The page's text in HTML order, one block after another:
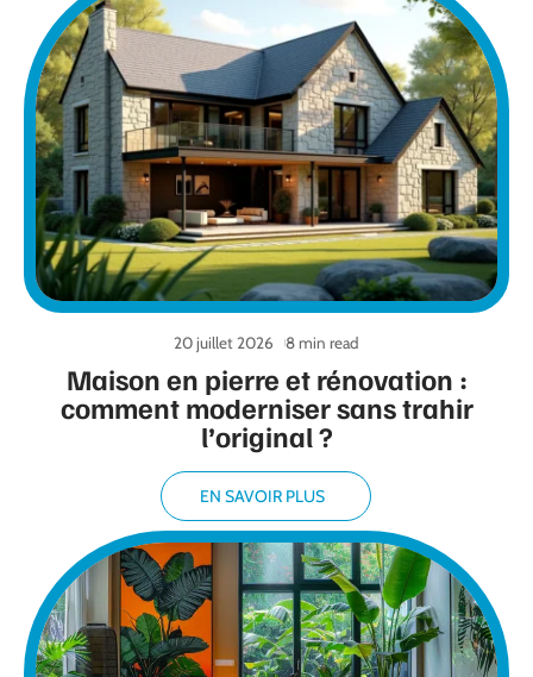
Maison en pierre et rénovation :
comment moderniser sans trahir
l’original ?
20 juillet 2026 8 min read
EN SAVOIR PLUS